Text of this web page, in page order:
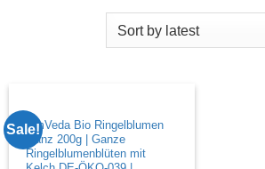
Sale!OmVeda Bio Ringelblumen
Ganz 200g | Ganze
Ringelblumenblüten mit